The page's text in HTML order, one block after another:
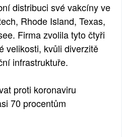
distribuci své vakcíny ve
Rhode Island, Texas,
Firma zvolila tyto čtyři
velikosti, kvůli diverzitě
infrastruktuře.
proti koronaviru
70 procentům